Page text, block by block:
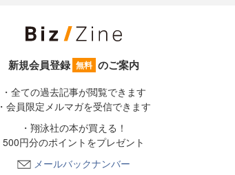
新規会員登録 無料 のご案内
・全ての過去記事が閲覧できます
・会員限定メルマガを受信できます
・翔泳社の本が買える！
500円分のポイントをプレゼント
メールバックナンバー